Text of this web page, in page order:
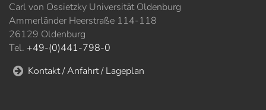
Carl von Ossietzky Universität Oldenburg
Ammerländer Heerstraße 114-118
26129 Oldenburg
Tel. +49-(0)441-798-0
Kontakt / Anfahrt / Lageplan